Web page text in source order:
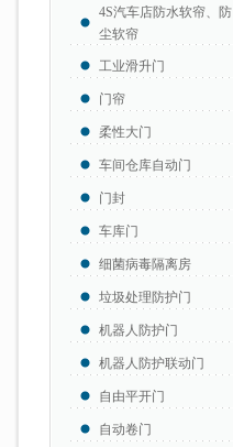
4S汽车店防水软帘、防
尘软帘
工业滑升门
门帘
柔性大门
车间仓库自动门
门封
车库门
细菌病毒隔离房
垃圾处理防护门
机器人防护门
机器人防护联动门
自由平开门
自动卷门